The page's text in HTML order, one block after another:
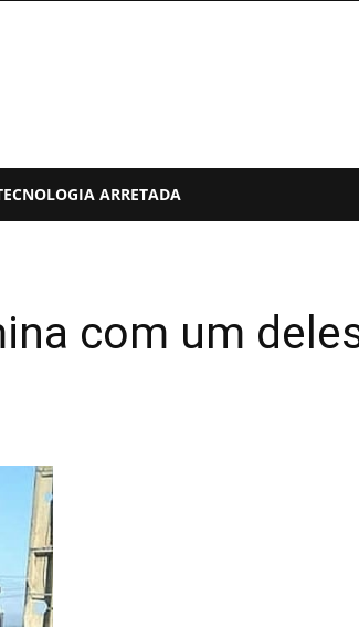
ARRETADA
com um